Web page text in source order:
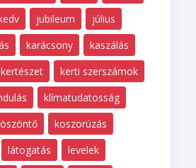
jubileum
július
karácsony
kaszálás
kertészet
kerti szerszámok
klímatudatosság
koszorúzás
látogatás
levelek